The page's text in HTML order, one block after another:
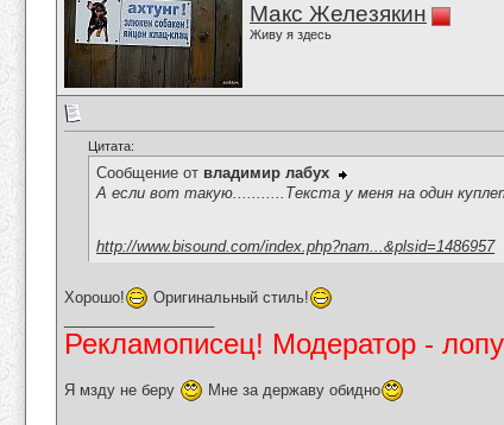
Макс Железякин
Живу я здесь
Цитата:
Сообщение от владимир лабух
А если вот такую...........Текста у меня на один
http://www.bisound.com/index.php?nam...&plsid=1486957
Хорошо!
Оригинальный стиль!
Рекламописец! Модератор -
Я мзду не беру Мне за державу обидно